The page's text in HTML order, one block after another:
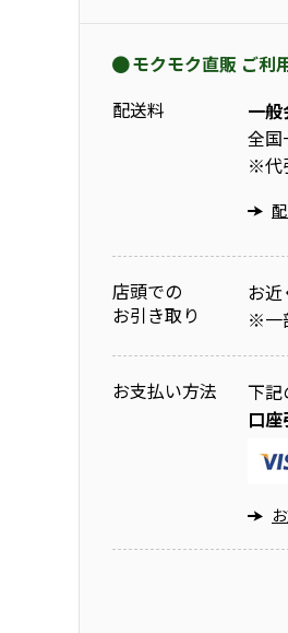
モクモク直販 ご利
配送料
一般
全国
※代
店頭での
お引き取り
お近
※一
お支払い方法
下記
口